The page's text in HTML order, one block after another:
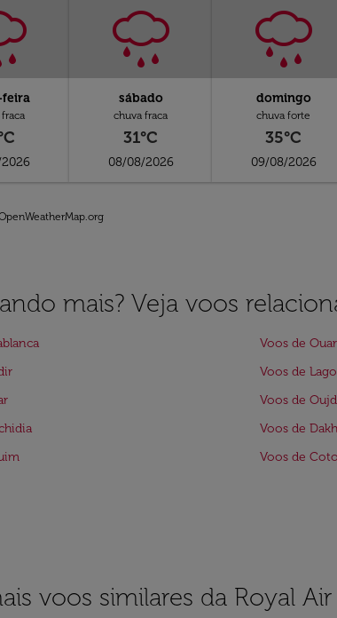
feira sábado
chuva fraca
31°C
08/08/2026
domingo
chuva forte
35°C
09/08/2026
mais? Veja voos
Voos de
Voos de
Voos de
Voos de
Voos de
voos similares da Royal